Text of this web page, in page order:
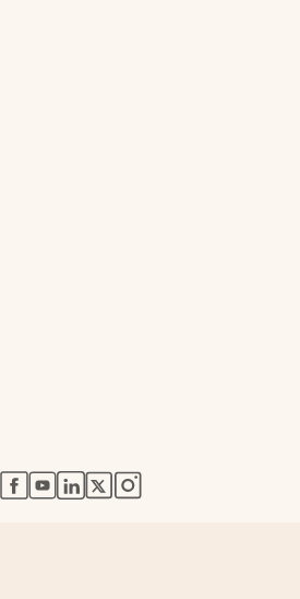
abre en nueva pestaña
abre en nueva pestaña
abre en nueva pestaña
abre en nueva pestaña
abre en nueva pestaña